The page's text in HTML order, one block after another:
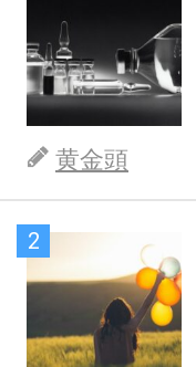
黄金頭
2